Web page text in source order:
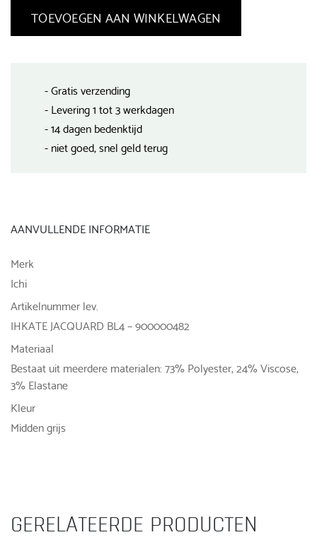
TOEVOEGEN AAN WINKELWAGEN
- Gratis verzending
- Levering 1 tot 3 werkdagen
- 14 dagen bedenktijd
- niet goed, snel geld terug
AANVULLENDE INFORMATIE
Merk
Ichi
Artikelnummer lev.
IHKATE JACQUARD BL4 – 900000482
Materiaal
Bestaat uit meerdere materialen: 73% Polyester, 24% Viscose,
3% Elastane
Kleur
Midden grijs
GERELATEERDE PRODUCTEN